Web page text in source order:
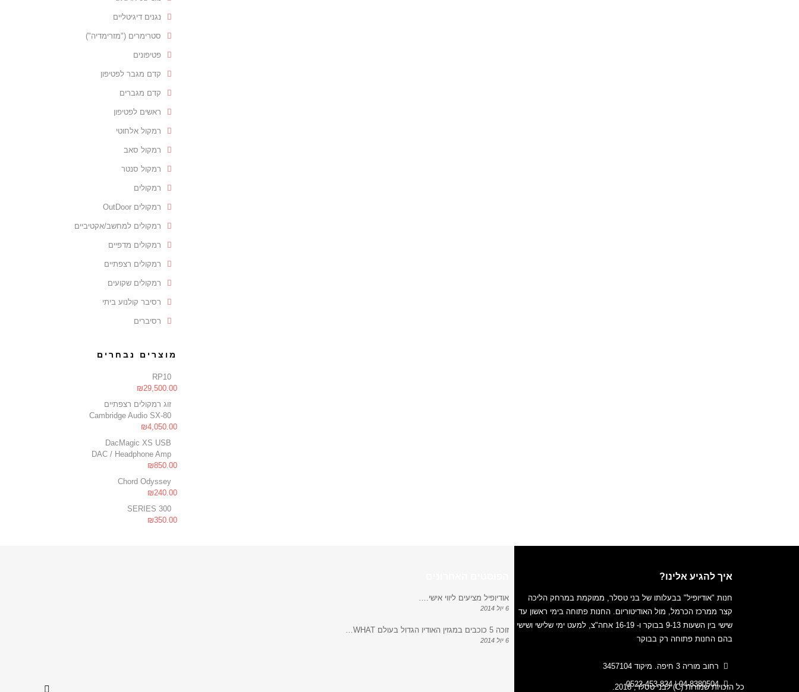
נגנים דיגיטליים
סטרימרים ("מזרימדיה")
פטיפונים
קדם מגבר לפטיפון
קדם מגברים
ראשים לפטיפון
רמקול אלחוטי
רמקול סאב
רמקול סנטר
רמקולים
רמקולים OutDoor
רמקולים למחשב/אקטיביים
רמקולים מדפיים
רמקולים רצפתיים
רמקולים שקועים
רסיבר קולנוע ביתי
רסיברים
מוצרים נבחרים
RP10
₪29,500.00
זוג רמקולים רצפתיים
Cambridge Audio SX-80
₪4,050.00
DacMagic XS USB
DAC / Headphone Amp
₪850.00
Chord Odyssey
₪240.00
300 SERIES
₪350.00
איך להגיע אלינו?
חנות "אודיופיל" בבעלותו של בני טסלר, ממוקמת במרחק הליכה
קצר ממרכז הכרמל, מול האודיטוריום. החנות פתוחה בימי ראשון עד
שישי בין השעות 9-13 בבוקר ו- 16-19 אחה"צ, למעט ימי שלישי ושישי
בהם החנות פתוחה רק בבוקר
רחוב מוריה 3 חיפה. מיקוד 3457104
04-8380504 | 0522-453-824
כל הזכויות שמורות (C) לבני טסלר, 2018.
אודיופיל מציעים ליווי אישי.…
6 יול 2014
זוכה 5 כוכבים במגזין האודיו הגדול בעולם WHAT…
6 יול 2014
FILTER BY
Cambridge Audio
(1)
Lehman Audio
(2)